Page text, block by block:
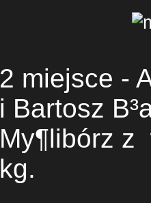
2 miejsce -
i Bartosz
My¶libórz z
kg.